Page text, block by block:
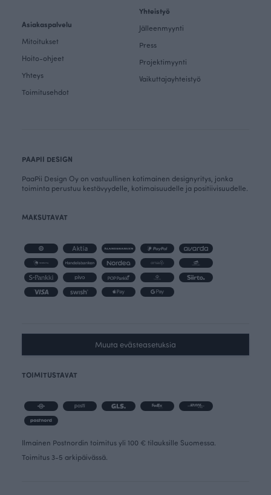
Asiakaspalvelu
Mitoitukset
Hoito-ohjeet
Yhteys
Toimitusehdot
Yhteistyö
Jälleenmyynti
Press
Projektimyynti
Vaikuttajayhteistyö
PAAPII DESIGN
PaaPii Design Oy on vastuullinen kotimainen designyritys, jonka
toiminta perustuu kestävyydelle, kotimaisuudelle ja positiivisuudelle.
MAKSUTAVAT
Muuta evästeasetuksia
TOIMITUSTAVAT
Ilmainen Postnordin toimitus yli 100 € tilauksille Suomessa.
Toimitus 3-5 arkipäivässä.